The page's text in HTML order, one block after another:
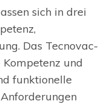
sich in drei
Das Tecnovac-
und
funktionelle